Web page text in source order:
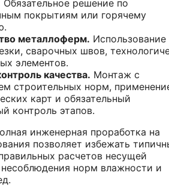
Обязательное решение по
покрытиям или горячему
металлоферм. Использование
сварочных швов,
элементов.
качества. Монтаж с
строительных норм,
карт и обязательный
контроль этапов.
инженерная проработка на
позволяет избежать
расчетов несущей
норм влажности и